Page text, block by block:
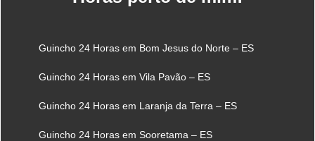
Guincho 24 Horas em Bom Jesus do Norte – ES
Guincho 24 Horas em Vila Pavão – ES
Guincho 24 Horas em Laranja da Terra – ES
Guincho 24 Horas em Sooretama – ES